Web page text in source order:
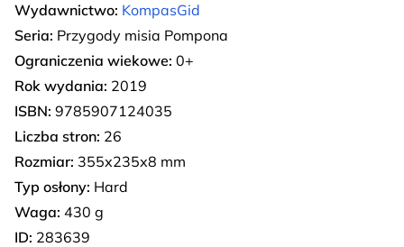
Wydawnictwo: KompasGid
Seria: Przygody misia Pompona
Ograniczenia wiekowe: 0+
Rok wydania: 2019
ISBN: 9785907124035
Liczba stron: 26
Rozmiar: 355х235х8 mm
Typ osłony: Hard
Waga: 430 g
ID: 283639